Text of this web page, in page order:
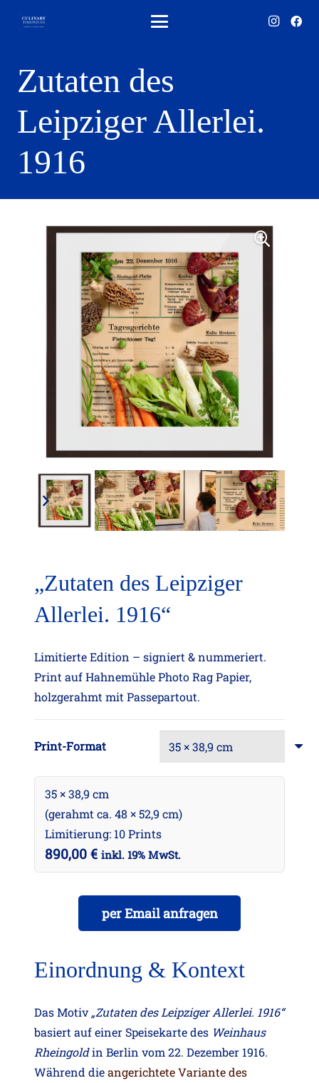
Zutaten des
Leipziger Allerlei.
1916
„Zutaten des Leipziger
Allerlei. 1916“
Limitierte Edition – signiert & nummeriert.
Print auf Hahnemühle Photo Rag Papier,
holzgerahmt mit Passepartout.
Print-Format
35 × 38,9 cm
(gerahmt ca. 48 × 52,9 cm)
Limitierung: 10 Prints
890,00 € inkl. 19% MwSt.
per Email anfragen
Einordnung & Kontext
Das Motiv„Zutaten des Leipziger Allerlei. 1916“
basiert auf einer Speisekarte des Weinhaus
Rheingoldin Berlin vom 22. Dezember 1916.
Während dieangerichtete Variante des